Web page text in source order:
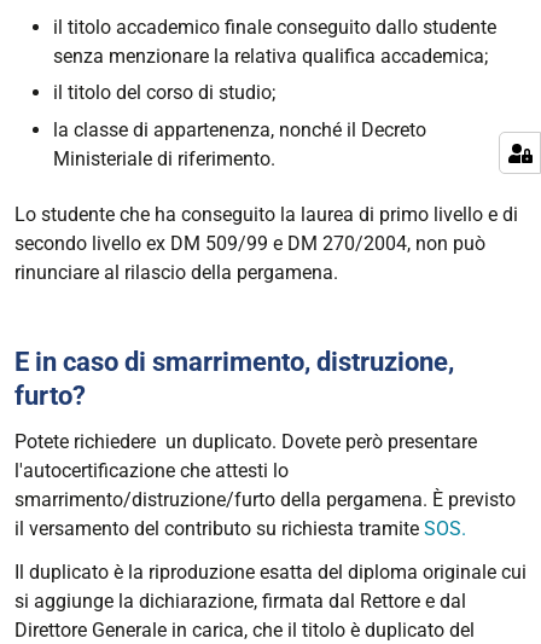
il titolo accademico finale conseguito dallo studente
senza menzionare la relativa qualifica accademica;
il titolo del corso di studio;
la classe di appartenenza, nonché il Decreto
Ministeriale di riferimento.
Lo studente che ha conseguito la laurea di primo livello e di
secondo livello ex DM 509/99 e DM 270/2004, non può
rinunciare al rilascio della pergamena.
E in caso di smarrimento, distruzione,
furto?
Potete richiedere un duplicato. Dovete però presentare
l'autocertificazione che attesti lo
smarrimento/distruzione/furto della pergamena. È previsto
il versamento del contributo su richiesta tramite SOS.
Il duplicato è la riproduzione esatta del diploma originale cui
si aggiunge la dichiarazione, firmata dal Rettore e dal
Direttore Generale in carica, che il titolo è duplicato del